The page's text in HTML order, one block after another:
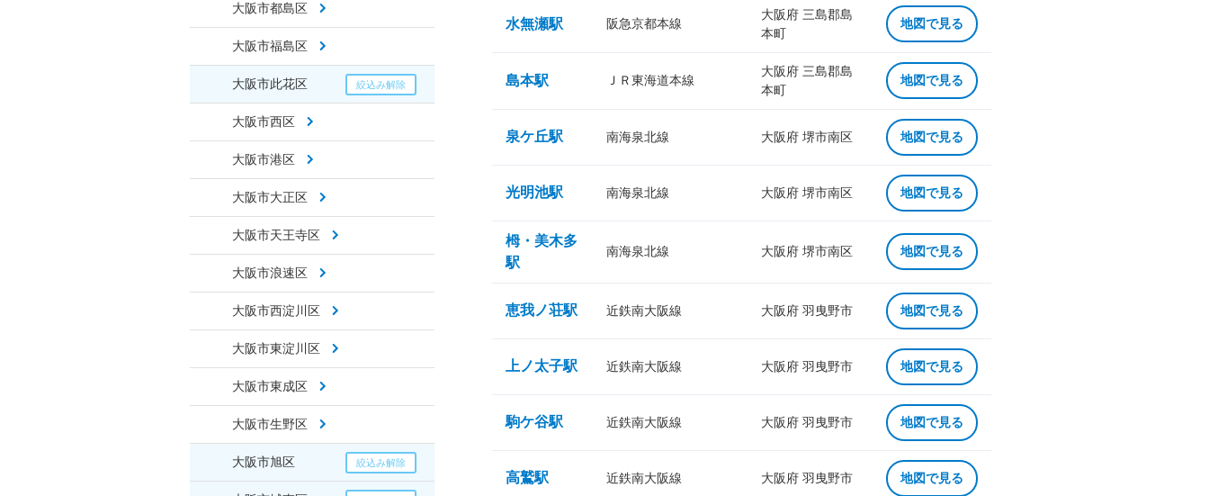
大阪市都島区
大阪市福島区
大阪市此花区
大阪市西区
大阪市港区
大阪市大正区
大阪市天王寺区
大阪市浪速区
大阪市西淀川区
大阪市東淀川区
大阪市東成区
大阪市生野区
大阪市旭区
水無瀬駅 阪急京都本線
大阪府 三島郡島
本町
地図で見る
島本駅 ＪＲ東海道本線
大阪府 三島郡島
本町
地図で見る
泉ケ丘駅 南海泉北線 大阪府 堺市南区 地図で見る
光明池駅 南海泉北線 大阪府 堺市南区 地図で見る
栂・美木多
駅
南海泉北線 大阪府 堺市南区 地図で見る
恵我ノ荘駅 近鉄南大阪線 大阪府 羽曳野市 地図で見る
上ノ太子駅 近鉄南大阪線 大阪府 羽曳野市 地図で見る
駒ケ谷駅 近鉄南大阪線 大阪府 羽曳野市 地図で見る
高鷲駅 近鉄南大阪線 大阪府 羽曳野市 地図で見る